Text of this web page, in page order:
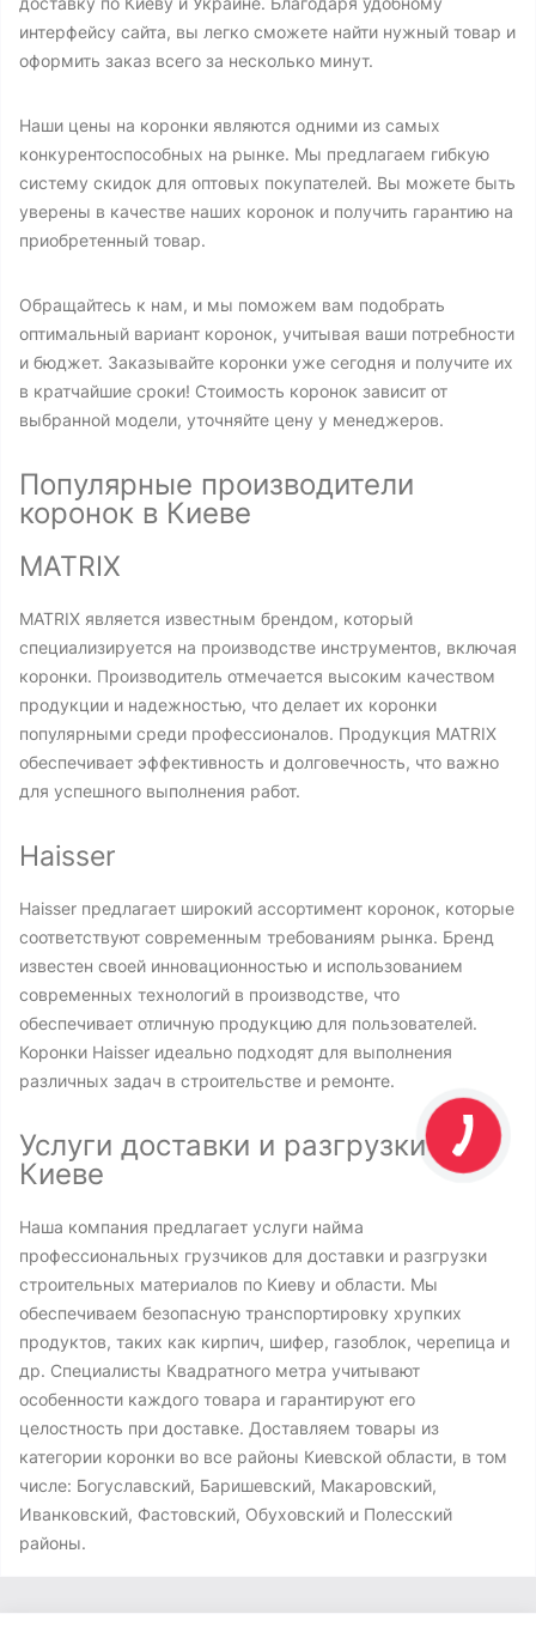
интерфейсу сайта, вы легко сможете найти нужный товар и
оформить заказ всего за несколько минут.
Наши цены на коронки являются одними из самых
конкурентоспособных на рынке. Мы предлагаем гибкую
систему скидок для оптовых покупателей. Вы можете быть
уверены в качестве наших коронок и получить гарантию на
приобретенный товар.
Обращайтесь к нам, и мы поможем вам подобрать
оптимальный вариант коронок, учитывая ваши потребности
и бюджет. Заказывайте коронки уже сегодня и получите их
в кратчайшие сроки! Стоимость коронок зависит от
выбранной модели, уточняйте цену у менеджеров.
Популярные производители
коронок в Киеве
MATRIX
MATRIX является известным брендом, который
специализируется на производстве инструментов, включая
коронки. Производитель отмечается высоким качеством
продукции и надежностью, что делает их коронки
популярными среди профессионалов. Продукция MATRIX
обеспечивает эффективность и долговечность, что важно
для успешного выполнения работ.
Haisser
Haisser предлагает широкий ассортимент коронок, которые
соответствуют современным требованиям рынка. Бренд
известен своей инновационностью и использованием
современных технологий в производстве, что
обеспечивает отличную продукцию для пользователей.
Коронки Haisser идеально подходят для выполнения
различных задач в строительстве и ремонте.
Услуги доставки и разгрузки в
Киеве
Наша компания предлагает услуги найма
профессиональных грузчиков для доставки и разгрузки
строительных материалов по Киеву и области. Мы
обеспечиваем безопасную транспортировку хрупких
продуктов, таких как кирпич, шифер, газоблок, черепица и
др. Специалисты Квадратного метра учитывают
особенности каждого товара и гарантируют его
целостность при доставке. Доставляем товары из
категории коронки во все районы Киевской области, в том
числе: Богуславский, Баришевский, Макаровский,
Иванковский, Фастовский, Обуховский и Полесский
районы.